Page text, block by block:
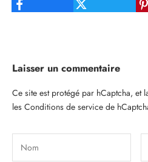
Laisser un commentaire
Ce site est protégé par hCaptcha, et
les Conditions de service de